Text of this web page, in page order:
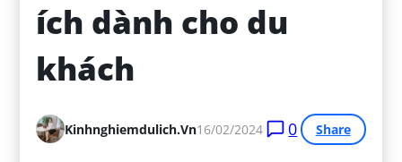
ích dành cho du
khách
Kinhnghiemdulich.vn16/02/2024 0 Share